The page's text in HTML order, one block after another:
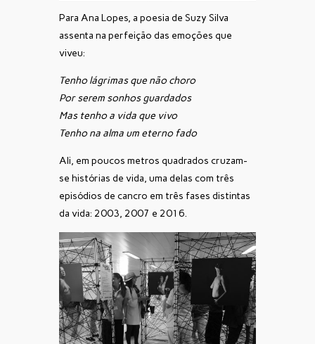
Para Ana Lopes, a poesia de Suzy Silva
assenta na perfeição das emoções que
viveu:
Tenho lágrimas que não choro
Por serem sonhos guardados
Mas tenho a vida que vivo
Tenho na alma um eterno fado
Ali, em poucos metros quadrados cruzam-
se histórias de vida, uma delas com três
episódios de cancro em três fases distintas
da vida: 2003, 2007 e 2016.